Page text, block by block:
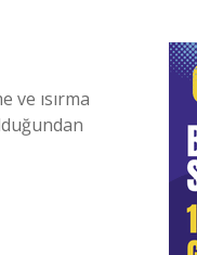
ve ısırma